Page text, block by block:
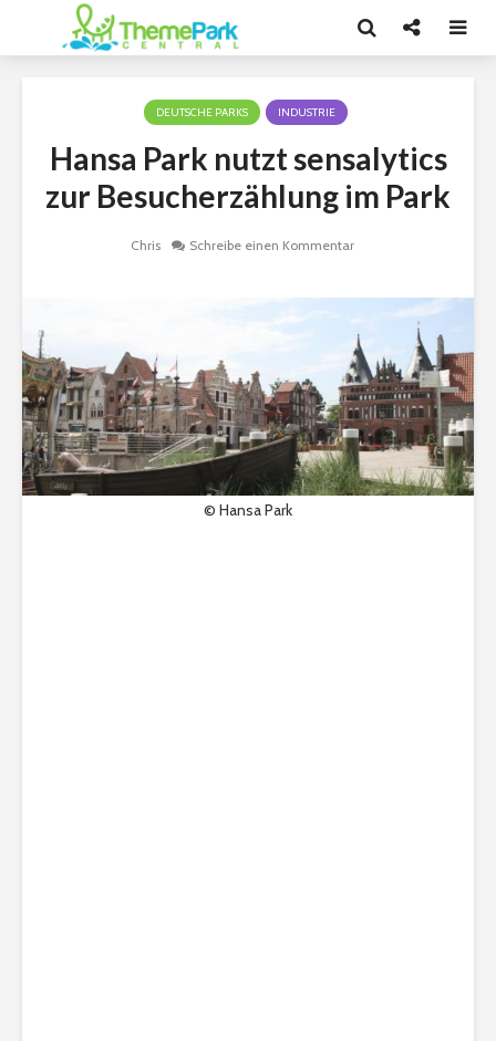
DEUTSCHE PARKS INDUSTRIE
Hansa Park nutzt sensalytics
zur Besucherzählung im Park
Chris Schreibe einen Kommentar
© Hansa Park